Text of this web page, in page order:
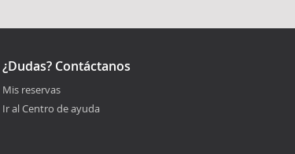
¿Dudas? Contáctanos
Mis reservas
Ir al Centro de ayuda